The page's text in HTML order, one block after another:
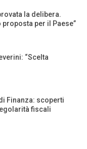
la delibera.
proposta per il Paese”
“Scelta
Finanza: scoperti
fiscali